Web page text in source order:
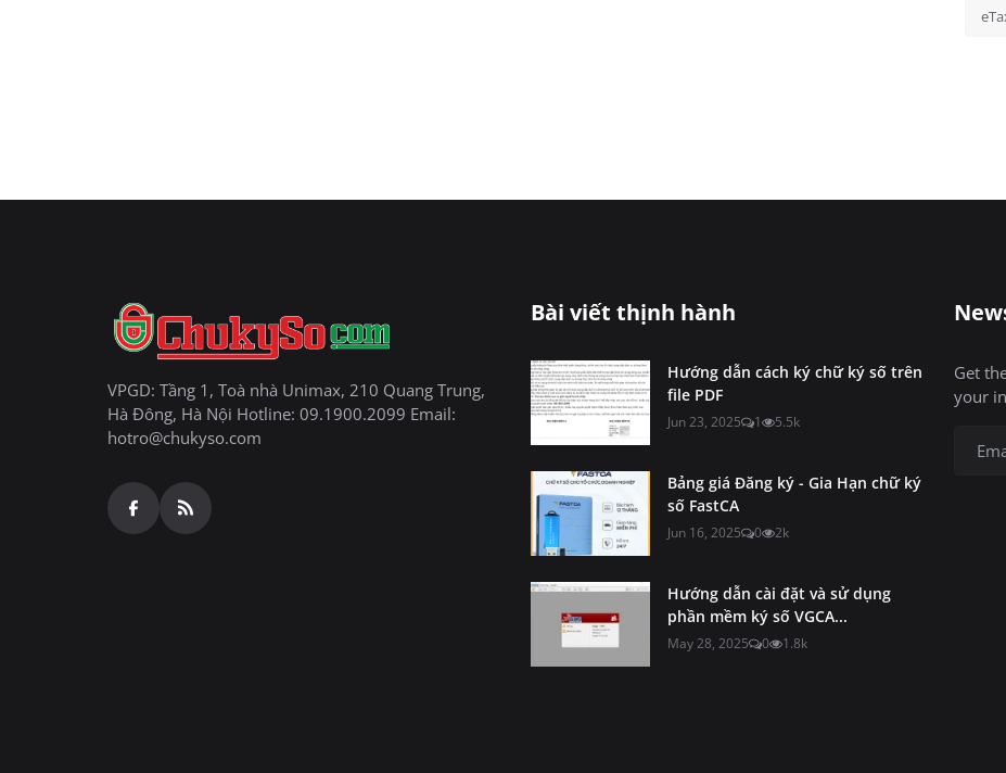
VPGD: Tầng 1, Toà nhà Unimax, 210 Quang Trung,
Hà Đông, Hà Nội Hotline: 09.1900.2099 Email:
hotro@chukyso.com
Bài viết thịnh hành
Hướng dẫn cách ký chữ ký số trên
file PDF
Jun 23, 2025 1 5.5k
Bảng giá Đăng ký - Gia Hạn chữ ký
số FastCA
Jun 16, 2025 0 2k
Hướng dẫn cài đặt và sử dụng
phần mềm ký số VGCA...
May 28, 2025 0 1.8k
Get
your